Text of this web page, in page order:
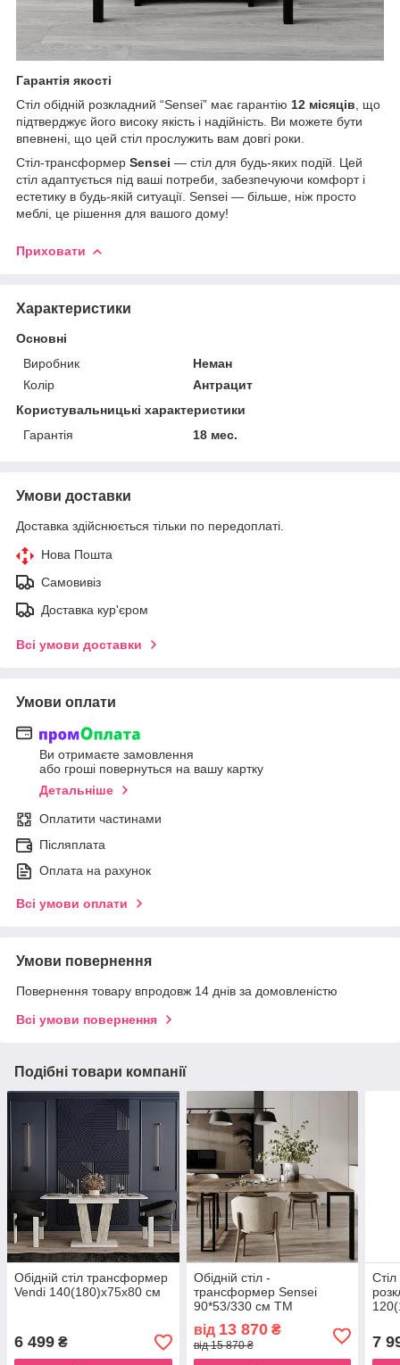
Гарантія якості
Стіл обідній розкладний “Sensei” має гарантію 12 місяців , що
підтверджує його високу якість і надійність. Ви можете бути
впевнені, що цей стіл прослужить вам довгі роки.
Стіл-трансформер Sensei — стіл для будь-яких подій. Цей
стіл адаптується під ваші потреби, забезпечуючи комфорт і
естетику в будь-якій ситуації. Sensei — більше, ніж просто
меблі, це рішення для вашого дому!
Приховати
Характеристики
Основні
Виробник
Неман
Колір
Антрацит
Користувальницькі характеристики
Гарантія
18 мес.
Умови доставки
Доставка здійснюється тільки по передоплаті.
Нова Пошта
Самовивіз
Доставка кур'єром
Всі умови доставки
Умови оплати
Ви отримаєте замовлення
або гроші повернуться на вашу картку
Детальніше
Оплатити частинами
Післяплата
Оплата на рахунок
Всі умови оплати
Умови повернення
Повернення товару впродовж 14 днів за домовленістю
Всі умови повернення
Подібні товари компанії
Обідній стіл трансформер
Vendi 140(180)x75x80 см
6 499 ₴
Обідній стіл -
трансформер Sensei
90*53/330 см ТМ
від 13 870₴
від 15 870 ₴ 7